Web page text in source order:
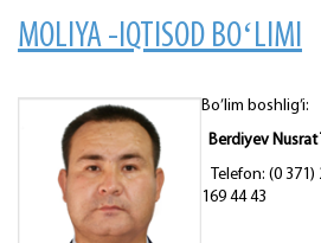
MOLIYA -IQTISOD BOʻLIMI
Bo’lim boshlig’i:
Berdiyev Nusrat
Telefon: (0 371)
169 44 43